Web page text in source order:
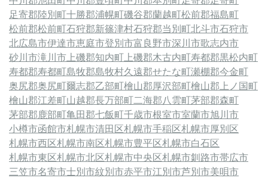
足寄郡陸別町十勝郡浦幌町磯谷郡蘭越町松前郡福島町
松前郡松前町石狩郡新篠津村石狩郡当別町北斗市石狩市
北広島市伊達市恵庭市登別市富良野市深川市歌志内市
砂川市滝川市 上磯郡知内町 上磯郡木古内町寿都郡黒松内町
寿都郡寿都町島牧郡島牧村久遠郡せたな町瀬棚郡今金町
奥尻郡奥尻町爾志郡乙部町檜山郡厚沢部町檜山郡上ノ国町
檜山郡江差町山越郡長万部町二海郡八雲町茅部郡森町
茅部郡鹿部町亀田郡七飯町千歳市根室市室蘭市旭川市
小樽市函館市札幌市清田区札幌市手稲区札幌市厚別区
札幌市西区札幌市南区札幌市豊平区札幌市白石区
札幌市東区札幌市北区札幌市中央区札幌市釧路市帯広市
三笠市名寄市士別市紋別市赤平市江別市芦別市美唄市